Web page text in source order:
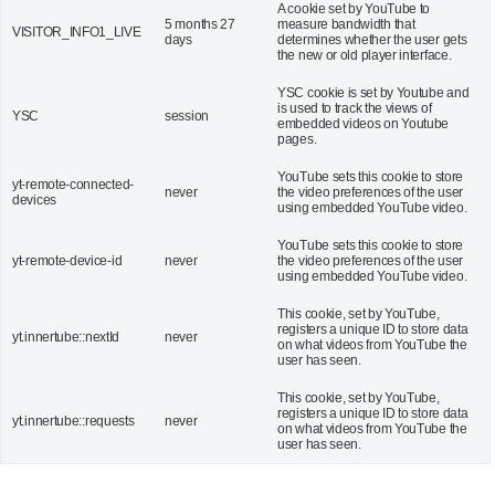
VISITOR_INFO1_LIVE
5 months 27
days
A cookie set by YouTube to
measure bandwidth that
determines whether the user gets
the new or old player interface.
YSC session
YSC cookie is set by Youtube and
is used to track the views of
embedded videos on Youtube
pages.
yt-remote-connected-
devices
never
YouTube sets this cookie to store
the video preferences of the user
using embedded YouTube video.
yt-remote-device-id never
YouTube sets this cookie to store
the video preferences of the user
using embedded YouTube video.
yt.innertube::nextId never
This cookie, set by YouTube,
registers a unique ID to store data
on what videos from YouTube the
user has seen.
yt.innertube::requests never
This cookie, set by YouTube,
registers a unique ID to store data
on what videos from YouTube the
user has seen.